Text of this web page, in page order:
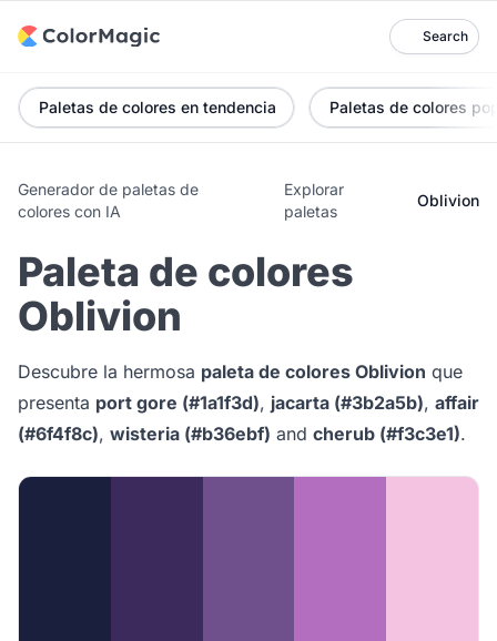
Search
Paletas de colores en tendencia Paletas de colores
Generador de paletas de
colores con IA
Explorar
paletas
Oblivion
Paleta de colores
Oblivion
Descubre la hermosa paleta de colores Oblivion que
presenta port gore (#1a1f3d), jacarta (#3b2a5b), affair
(#6f4f8c), wisteria (#b36ebf) and cherub (#f3c3e1).